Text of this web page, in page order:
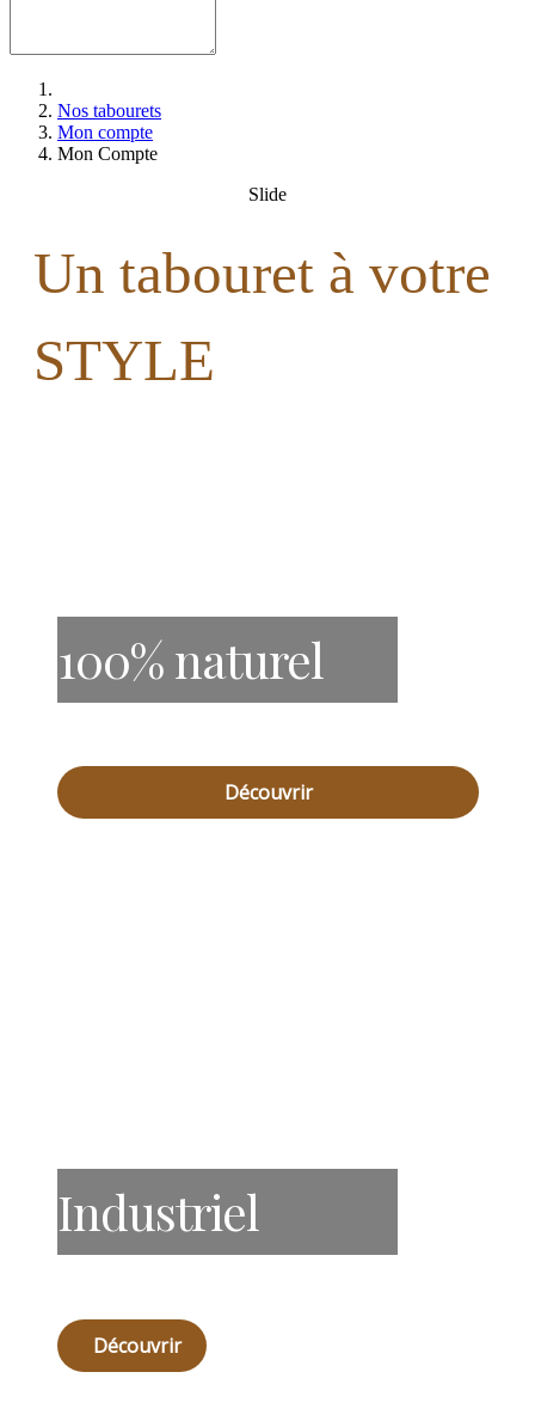
Nos tabourets
Mon compte
Mon Compte
Slide
Un tabouret à votre
STYLE
100% naturel
Découvrir
Industriel
Découvrir